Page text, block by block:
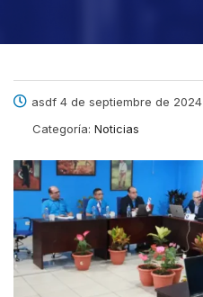
asdf 4 de septiembre de 2024
Categoría: Noticias